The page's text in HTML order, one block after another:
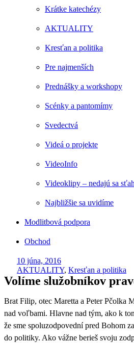
Krátke katechézy
AKTUALITY
Kresťan a politika
Pre najmenších
Prednášky a workshopy
Scénky a pantomímy
Svedectvá
Videá o projekte
VideoInfo
Videoklipy – nedajú sa
Najbližšie sa uvidíme
Modlitbová podpora
Obchod
10 júna, 2016
AKTUALITY, Kresťan a politika
Volíme služobníkov
Brat Filip, otec Maretta a Peter Pčolka
nad voľbami. Hlavne nad tým, ako k
že sme spoluzodpovední pred Bohom
do politiky. Ako vážne berieš svoju